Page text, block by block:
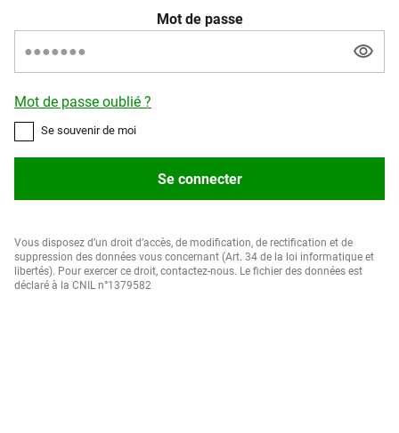
Mot de passe
Mot de passe oublié ?
Se souvenir de moi
Se connecter
Vous disposez d’un droit d’accès, de modification, de rectification et de
suppression des données vous concernant (Art. 34 de la loi informatique et
libertés). Pour exercer ce droit, contactez-nous. Le fichier des données est
déclaré à la CNIL n°1379582